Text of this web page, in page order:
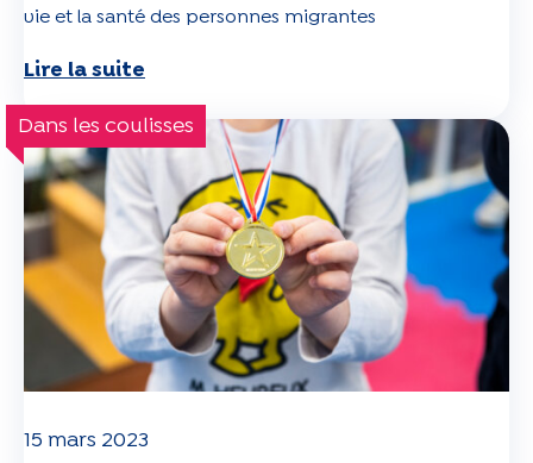
vie et la santé des personnes migrantes
Lire la suite
Dans les coulisses
15 mars 2023